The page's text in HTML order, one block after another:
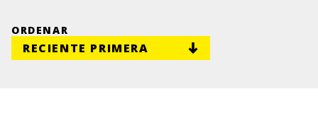
ORDENAR